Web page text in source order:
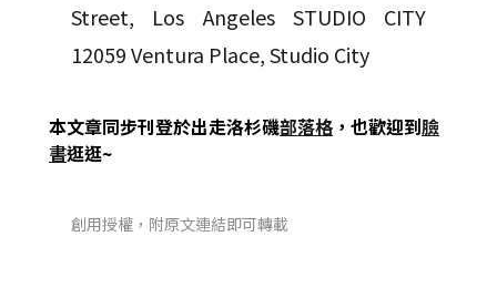
Street, Los Angeles STUDIO CITY
12059 Ventura Place, Studio City
本文章同步刊登於出走洛杉磯部落格 ，也歡迎到臉
書逛逛~
創用授權，附原文連結即可轉載